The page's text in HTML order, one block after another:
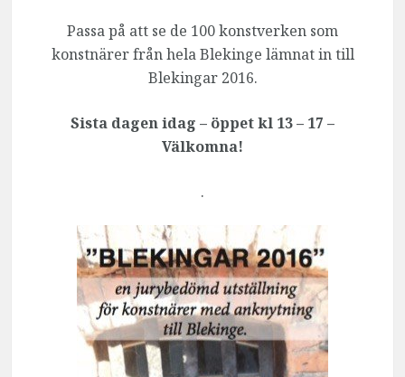
Passa på att se de 100 konstverken som
konstnärer från hela Blekinge lämnat in till
Blekingar 2016.
Sista dagen idag – öppet kl 13 – 17 –
Välkomna!
.